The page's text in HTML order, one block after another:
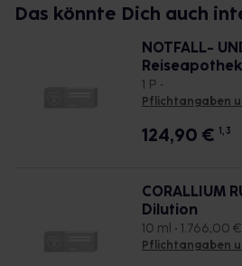
Das könnte Dich auch
NOTFALL-
1 P •
Pflichtangaben
124,90 € 1, 3
CORALLIUM
Dilution
10 ml • 1.766,00 €
Pflichtangaben